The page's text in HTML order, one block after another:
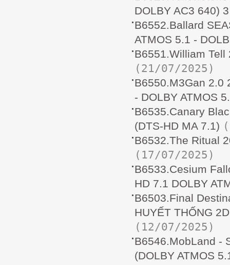
DOLBY AC3 640)
B6552.Ballard
ATMOS 5.1 -
B6551.William Tell
(21/07/2025)
B6550.M3Gan 2.0
- DOLBY ATMOS
B6535.Canary
(DTS-HD MA 7.1)
B6532.The Ritual
(17/07/2025)
B6533.Cesium
HD 7.1 DOLBY
B6503.Final
HUYẾT THỐNG
(12/07/2025)
B6546.MobLand -
(DOLBY ATMOS